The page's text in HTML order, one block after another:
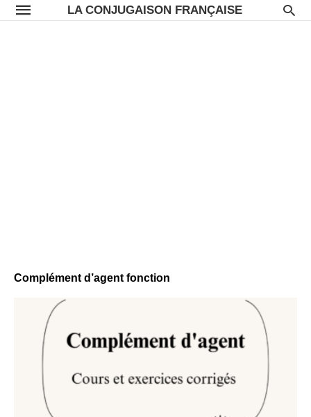
LA CONJUGAISON FRANÇAISE
Complément d’agent fonction